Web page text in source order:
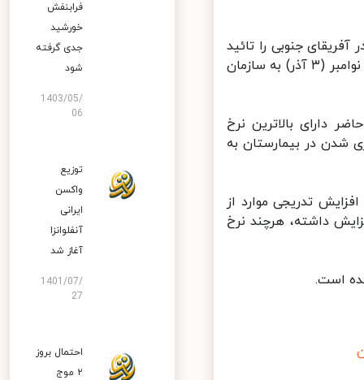
شده در آفریقای جنوبی را تائید
کرده است؛ کشوری که برای نخستین بار شناسایی این سویه را در تاریخ ۲۴ نوامبر (۳ آذر) به سازمان
دارای بالاترین نرخ
در بیمارستان به
تدریجی موارد از
مبتلایان نسبت به هفته قبل ۱۱ درصد افزایش داشته، هرچند نرخ
است.
فرابنفش
خورشید
جدی گرفته
شود
1403/05/
06
توزیع
واکسن
ایرانی
آنفلوانزا
آغاز شد
1401/07/
27
احتمال بروز
۲ موج